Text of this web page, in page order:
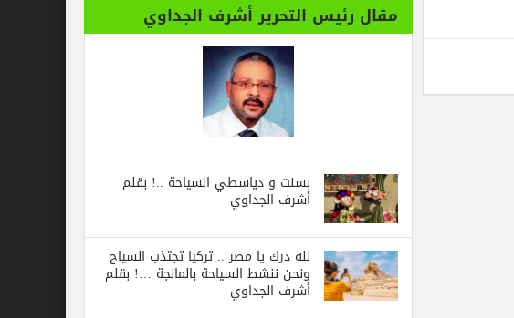
مقال رئيس التحرير أشرف الجداوي
بسنت و دياسطي السياحة ..! بقلم
أشرف الجداوي
لله درك يا مصر .. تركيا تجتذب السياح
ونحن ننشط السياحة بالمانجة …! بقلم
أشرف الجداوي